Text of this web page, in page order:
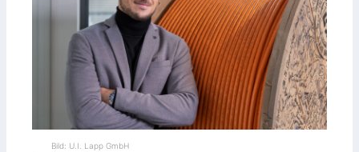
Bild: U.I. Lapp GmbH